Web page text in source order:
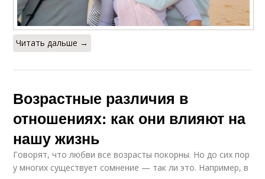
Читать дальше →
Возрастные различия в
отношениях: как они влияют на
нашу жизнь
Говорят, что любви все возрасты покорны. Но до сих пор
у многих существует сомнение — так ли это. Например, в